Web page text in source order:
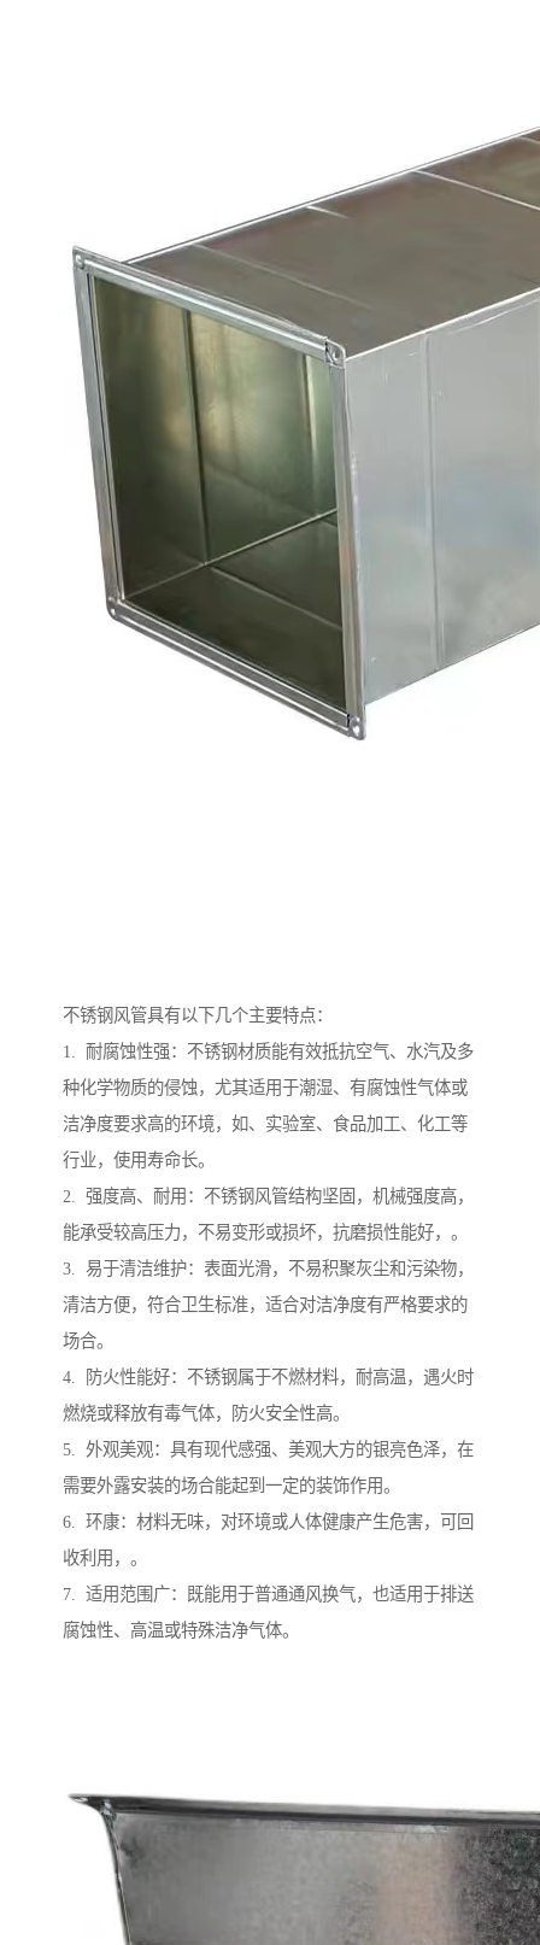
不锈钢风管具有以下几个主要特点：
1. 耐腐蚀性强：不锈钢材质能有效抵抗空气、水汽及多
种化学物质的侵蚀，尤其适用于潮湿、有腐蚀性气体或
洁净度要求高的环境，如、实验室、食品加工、化工等
行业，使用寿命长。
2. 强度高、耐用：不锈钢风管结构坚固，机械强度高，
能承受较高压力，不易变形或损坏，抗磨损性能好，。
3. 易于清洁维护：表面光滑，不易积聚灰尘和污染物，
清洁方便，符合卫生标准，适合对洁净度有严格要求的
场合。
4. 防火性能好：不锈钢属于不燃材料，耐高温，遇火时
燃烧或释放有毒气体，防火安全性高。
5. 外观美观：具有现代感强、美观大方的银亮色泽，在
需要外露安装的场合能起到一定的装饰作用。
6. 环康：材料无味，对环境或人体健康产生危害，可回
收利用，。
7. 适用范围广：既能用于普通通风换气，也适用于排送
腐蚀性、高温或特殊洁净气体。